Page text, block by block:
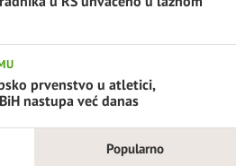
prvenstvo u atletici,
nastupa već danas
Popularno